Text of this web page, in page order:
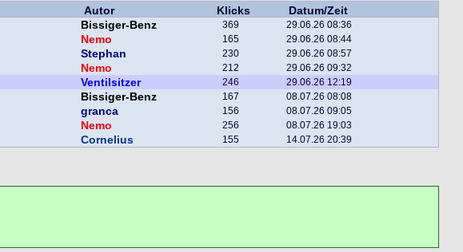
Autor Klicks
Datum/Zeit
Bissiger-Benz 369 29.06.26 08:36
Nemo 165 29.06.26 08:44
Stephan 230 29.06.26 08:57
Nemo 212 29.06.26 09:32
Ventilsitzer 246 29.06.26 12:19
Bissiger-Benz 167 08.07.26 08:08
granca 156 08.07.26 09:05
Nemo 256 08.07.26 19:03
Cornelius 155 14.07.26 20:39